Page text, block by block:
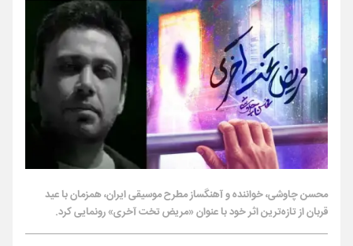
محسن چاوشی، خواننده و آهنگساز مطرح موسیقی ایران، همزمان با عید
قربان از تازه‌ترین اثر خود با عنوان «مریض تخت آخری» رونمایی کرد.